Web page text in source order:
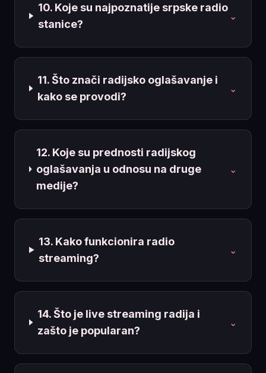
10. Koje su najpoznatije srpske radio
stanice?
⌄
11. Što znači radijsko oglašavanje i
kako se provodi?
⌄
12. Koje su prednosti radijskog
oglašavanja u odnosu na druge
medije?
⌄
13. Kako funkcionira radio
streaming?
⌄
14. Što je live streaming radija i
zašto je popularan?
⌄